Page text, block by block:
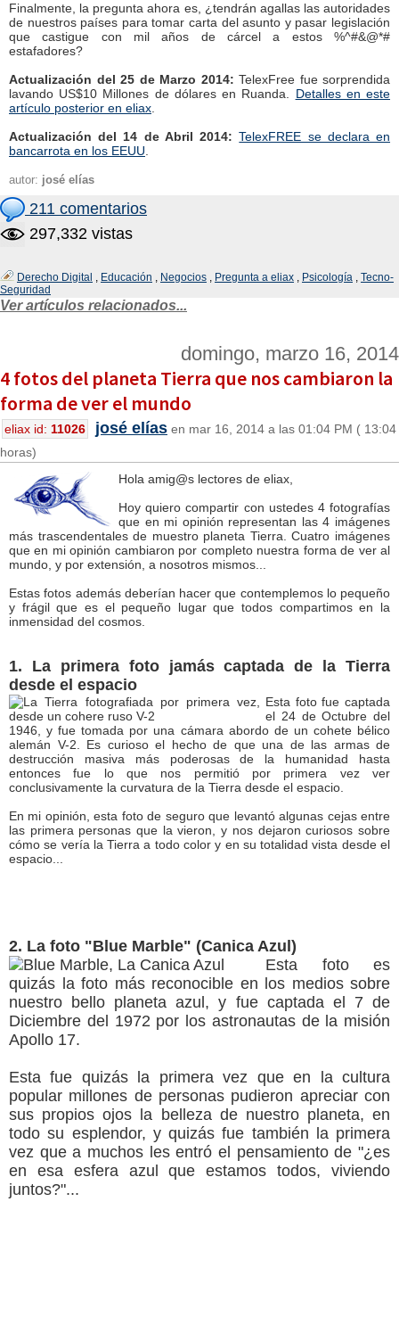
Finalmente, la pregunta ahora es, ¿tendrán agallas las autoridades
de nuestros países para tomar carta del asunto y pasar legislación
que castigue con mil años de cárcel a estos %^#&@*#
estafadores?
Actualización del 25 de Marzo 2014: TelexFree fue sorprendida
lavando US$10 Millones de dólares en Ruanda. Detalles en este
artículo posterior en eliax
Actualización del 14 de Abril 2014: TelexFREE se declara en
bancarrota en los EEUU
autor: josé elías
211 comentarios
297,332 vistas
Derecho Digital , Educación , Negocios , Pregunta a eliax , Psicología , Tecno-
Seguridad
Ver artículos relacionados...
domingo, marzo 16, 2014
4 fotos del planeta Tierra que nos cambiaron la
forma de ver el mundo
eliax id: 11026 josé elías en mar 16, 2014 a las 01:04 PM ( 13:04
horas)
Hola amig@s lectores de eliax,
Hoy quiero compartir con ustedes 4 fotografías
que en mi opinión representan las 4 imágenes
más trascendentales de muestro planeta Tierra. Cuatro imágenes
que en mi opinión cambiaron por completo nuestra forma de ver al
mundo, y por extensión, a nosotros mismos...
Estas fotos además deberían hacer que contemplemos lo pequeño
y frágil que es el pequeño lugar que todos compartimos en la
inmensidad del cosmos.
1. La primera foto jamás captada de la Tierra
desde el espacio
Esta foto fue captada
el 24 de Octubre del
1946, y fue tomada por una cámara abordo de un cohete bélico
alemán V-2. Es curioso el hecho de que una de las armas de
destrucción masiva más poderosas de la humanidad hasta
entonces fue lo que nos permitió por primera vez ver
conclusivamente la curvatura de la Tierra desde el espacio.
En mi opinión, esta foto de seguro que levantó algunas cejas entre
las primera personas que la vieron, y nos dejaron curiosos sobre
cómo se vería la Tierra a todo color y en su totalidad vista desde el
espacio...
2. La foto "Blue Marble" (Canica Azul)
Esta foto es
quizás la foto más reconocible en los medios sobre
nuestro bello planeta azul, y fue captada el 7 de
Diciembre del 1972 por los astronautas de la misión
Apollo 17.
Esta fue quizás la primera vez que en la cultura
popular millones de personas pudieron apreciar con
sus propios ojos la belleza de nuestro planeta, en
todo su esplendor, y quizás fue también la primera
vez que a muchos les entró el pensamiento de "¿es
en esa esfera azul que estamos todos, viviendo
juntos?"...